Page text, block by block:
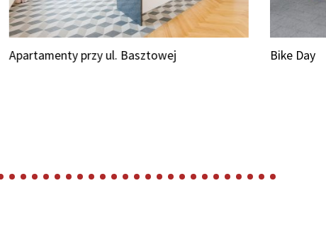
Apartamenty przy ul. Basztowej Bike Day